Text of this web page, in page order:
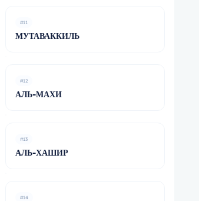
#11
МУТАВАККИЛЬ
#12
АЛЬ-МАХИ
#13
АЛЬ-ХАШИР
#14